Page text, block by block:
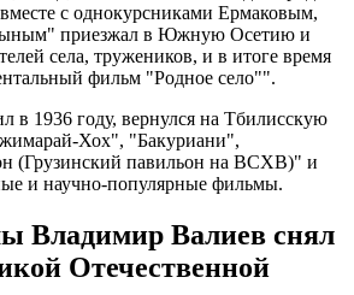
с однокурсниками Ермаковым,
приезжал в Южную Осетию и
села, тружеников, и в итоге время
фильм "Родное село"".
в 1936 году, вернулся на Тбилисскую
Хох", "Бакуриани",
(Грузинский павильон на ВСХВ)" и
и научно-популярные фильмы.
Владимир Валиев снял
Отечественной